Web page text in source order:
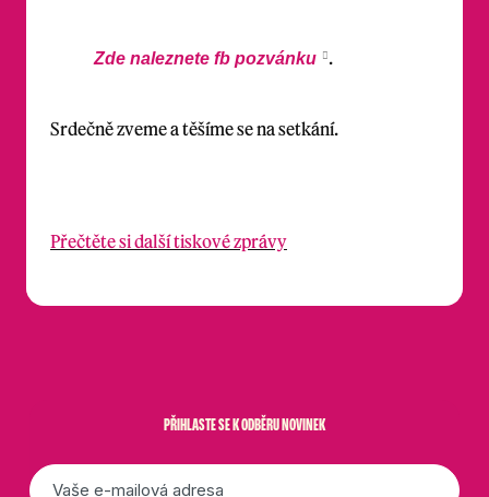
Zde naleznete fb pozvánku .
Srdečně zveme a těšíme se na setkání.
Přečtěte si další tiskové zprávy
PŘIHLASTE SE K ODBĚRU NOVINEK
E-